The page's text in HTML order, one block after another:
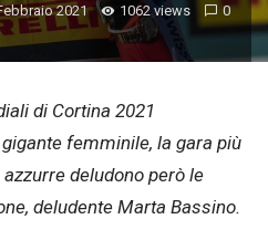
2021 1062 views 0
di Cortina 2021
femminile, la gara più
deludono però le
deludente Marta Bassino.